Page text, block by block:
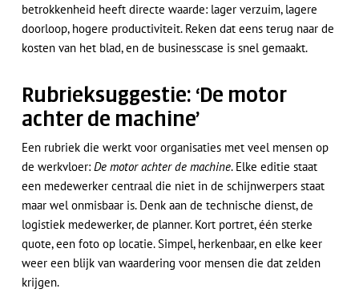
betrokkenheid heeft directe waarde: lager verzuim, lagere
doorloop, hogere productiviteit. Reken dat eens terug naar de
kosten van het blad, en de businesscase is snel gemaakt.
Rubrieksuggestie: ‘De motor
achter de machine’
Een rubriek die werkt voor organisaties met veel mensen op
de werkvloer: De motor achter de machine. Elke editie staat
een medewerker centraal die niet in de schijnwerpers staat
maar wel onmisbaar is. Denk aan de technische dienst, de
logistiek medewerker, de planner. Kort portret, één sterke
quote, een foto op locatie. Simpel, herkenbaar, en elke keer
weer een blijk van waardering voor mensen die dat zelden
krijgen.